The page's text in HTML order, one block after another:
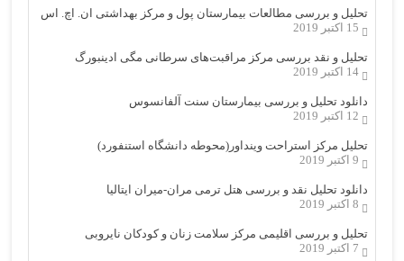
تحلیل و بررسی مطالعات بیمارستان پول و مرکز بهداشتی ان. اچ. اس
15 اکتبر 2019
تحلیل و نقد بررسی مرکز مراقبت‌های سرطانی مگی ادینبورگ
14 اکتبر 2019
دانلود تحلیل و بررسی بیمارستان سنت آلفانسوس
12 اکتبر 2019
تحلیل مرکز استراحت وینداور(محوطه دانشگاه استنفورد)
9 اکتبر 2019
دانلود تحلیل نقد و بررسی هتل ترمی مران-میران ایتالیا
8 اکتبر 2019
تحلیل و بررسی اقلیمی مرکز سلامت زنان و کودکان نایروبی
7 اکتبر 2019